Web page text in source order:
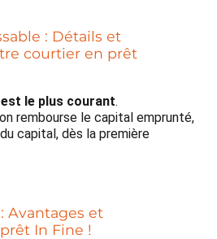
: Détails et
courtier en prêt
le plus courant.
rembourse le capital emprunté,
capital, dès la première
Avantages et
In Fine !